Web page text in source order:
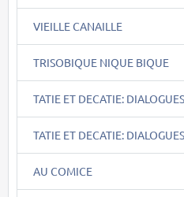
VIEILLE CANAILLE
TRISOBIQUE NIQUE BIQUE
TATIE ET DECATIE:
TATIE ET DECATIE:
AU COMICE